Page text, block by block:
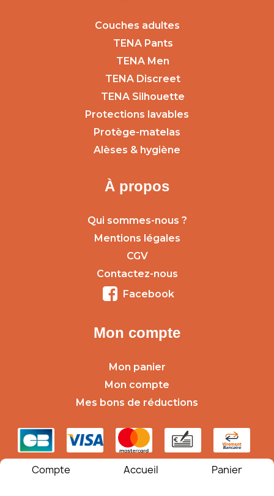
Compte Accueil Panier
Couches adultes
TENA Pants
TENA Men
TENA Discreet
TENA Silhouette
Protections lavables
Protège-matelas
Alèses & hygiène
À propos
Qui sommes-nous ?
Mentions légales
CGV
Contactez-nous
Facebook
Mon compte
Mon panier
Mon compte
Mes bons de réductions